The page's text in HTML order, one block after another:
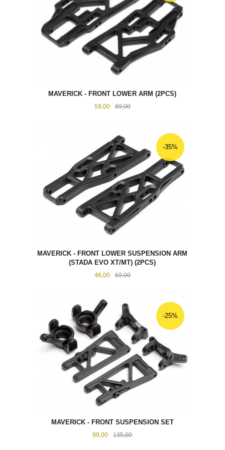
MAVERICK - FRONT LOWER ARM (2PCS)
Tilbud
59,00 89,00Rabatt
MAVERICK - FRONT LOWER SUSPENSION ARM
(STADA EVO XT/MT) (2PCS)
Tilbud
46,00 69,00Rabatt
-35%
MAVERICK - FRONT SUSPENSION SET
Tilbud
99,00 135,00Rabatt
-25%